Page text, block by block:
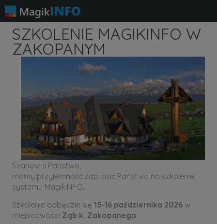
SZKOLENIE MAGIKINFO W
ZAKOPANYM
Szanowni Państwo,
mamy przyjemność zaprosić Państwa na szkolenie
systemu MagikINFO.
Szkolenie odbędzie się 15-16 października 2026 w
miejscowości Ząb k. Zakopanego.